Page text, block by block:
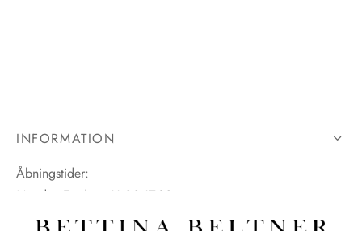
INFORMATION
Åbningstider:
Mandag-Fredag: 11.00-17.30
Lørdag: 11.00-15.00